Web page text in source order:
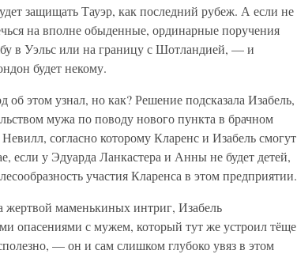
защищать Тауэр, как последний рубеж. А если не
на вполне обыденные, ординарные поручения
в Уэльс или на границу с Шотландией, — и
будет некому.
об этом узнал, но как? Решение подсказала Изабель,
мужа по поводу нового пункта в брачном
согласно которому Кларенс и Изабель смогут
если у Эдуарда Ланкастера и Анны не будет детей,
участия Кларенса в этом предприятии.
жертвой маменькиных интриг, Изабель
опасениями с мужем, который тут же устроил тёще
— он и сам слишком глубоко увяз в этом